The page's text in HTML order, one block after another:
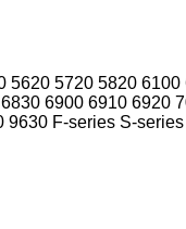
5620 5720 5820 6100
6830 6900 6910 6920
9630 F-series S-series